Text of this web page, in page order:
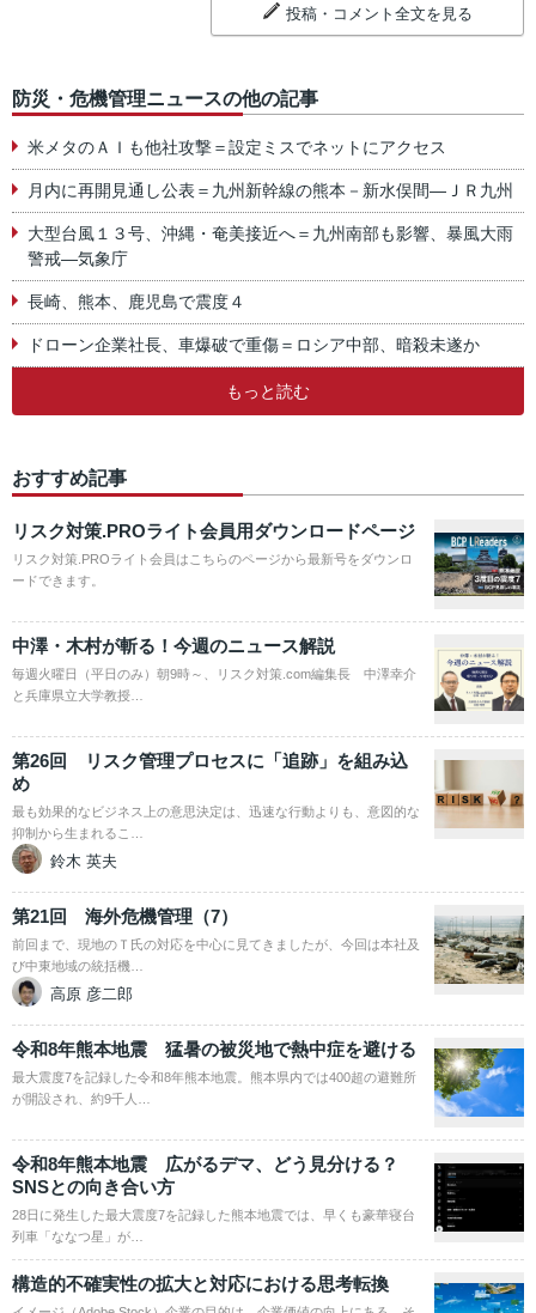
投稿・コメント全文を見る
防災・危機管理ニュースの他の記事
米メタのＡＩも他社攻撃＝設定ミスでネットにアクセス
月内に再開見通し公表＝九州新幹線の熊本－新水俣間―ＪＲ九州
大型台風１３号、沖縄・奄美接近へ＝九州南部も影響、暴風大雨
警戒―気象庁
長崎、熊本、鹿児島で震度４
ドローン企業社長、車爆破で重傷＝ロシア中部、暗殺未遂か
もっと読む
おすすめ記事
リスク対策.PROライト会員用ダウンロードページ
リスク対策.PROライト会員はこちらのページから最新号をダウンロ
ードできます。
中澤・木村が斬る！今週のニュース解説
毎週火曜日（平日のみ）朝9時～、リスク対策.com編集長 中澤幸介
と兵庫県立大学教授…
第26回 リスク管理プロセスに「追跡」を組み込
め
最も効果的なビジネス上の意思決定は、迅速な行動よりも、意図的な
抑制から生まれるこ…
鈴木 英夫
第21回 海外危機管理（7）
前回まで、現地のＴ氏の対応を中心に見てきましたが、今回は本社及
び中東地域の統括機…
高原 彦二郎
令和8年熊本地震 猛暑の被災地で熱中症を避ける
最大震度7を記録した令和8年熊本地震。熊本県内では400超の避難所
が開設され、約9千人…
令和8年熊本地震 広がるデマ、どう見分ける？
SNSとの向き合い方
28日に発生した最大震度7を記録した熊本地震では、早くも豪華寝台
列車「ななつ星」が…
構造的不確実性の拡大と対応における思考転換